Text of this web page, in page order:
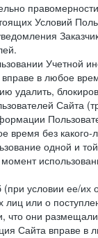
Условий
Учетной
в любое
удалить,
Сайта
без
одной и
условии ее/их
лиц или о
что они
Сайта вправе в